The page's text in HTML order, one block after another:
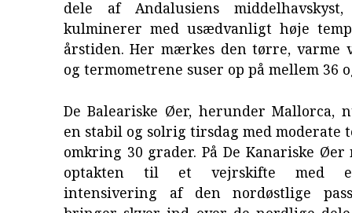
dele af Andalusiens
kulminerer med usædvanligt høje
årstiden. Her mærkes den tørre, varme
og termometrene suser op på mellem 36
De Baleariske Øer, herunder Mallorca,
en stabil og solrig tirsdag med moderate
omkring 30 grader. På De Kanariske
optakten til et vejrskifte med
intensivering af den nordøstlige